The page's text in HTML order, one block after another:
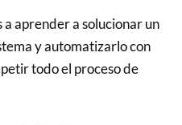
a aprender a solucionar un
y automatizarlo con
todo el proceso de